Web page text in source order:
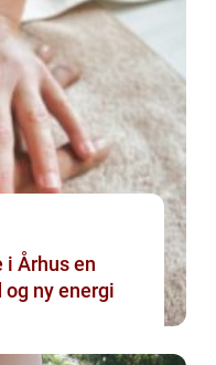
en
ny energi